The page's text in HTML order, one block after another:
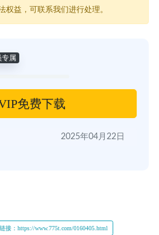
权益，可联系我们进行处理。
专属
免费下载
2025年04月22日
接：https://www.775t.com/0160405.html